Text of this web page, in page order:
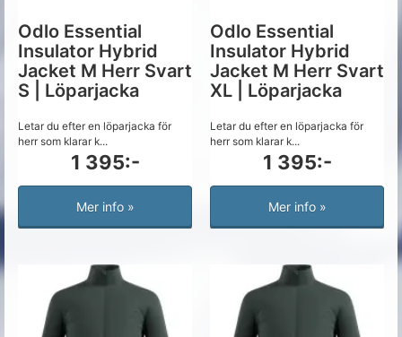
Odlo Essential
Insulator Hybrid
Jacket M Herr Svart
S | Löparjacka
Letar du efter en löparjacka för
herr som klarar k...
1 395:-
Mer info »
Odlo Essential
Insulator Hybrid
Jacket M Herr Svart
XL | Löparjacka
Letar du efter en löparjacka för
herr som klarar k...
1 395:-
Mer info »